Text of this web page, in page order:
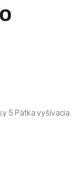
5 Pätka vyšívacia